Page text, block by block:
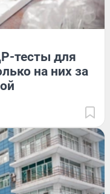
тесты для
на них за